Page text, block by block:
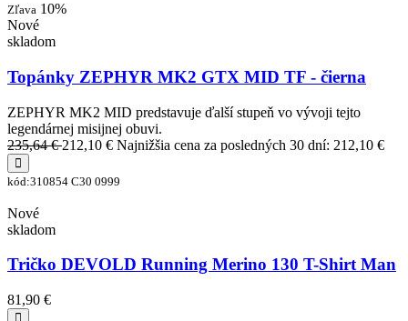
Zľava 10%
Nové
skladom
Topánky ZEPHYR MK2 GTX MID TF - čierna
ZEPHYR MK2 MID predstavuje ďalší stupeň vo vývoji tejto
legendárnej misijnej obuvi.
235,64 €212,10 € Najnižšia cena za posledných 30 dní: 212,10 €
kód:310854 C30 0999
Nové
skladom
Tričko DEVOLD Running Merino 130 T-Shirt Man
81,90 €